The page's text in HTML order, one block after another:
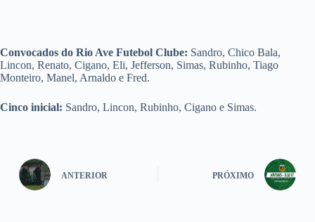
Convocados do Rio Ave Futebol Clube: Sandro, Chico Bala,
Lincon, Renato, Cigano, Eli, Jefferson, Simas, Rubinho, Tiago
Monteiro, Manel, Arnaldo e Fred.
Cinco inicial: Sandro, Lincon, Rubinho, Cigano e Simas.
ANTERIOR PRÓXIMO